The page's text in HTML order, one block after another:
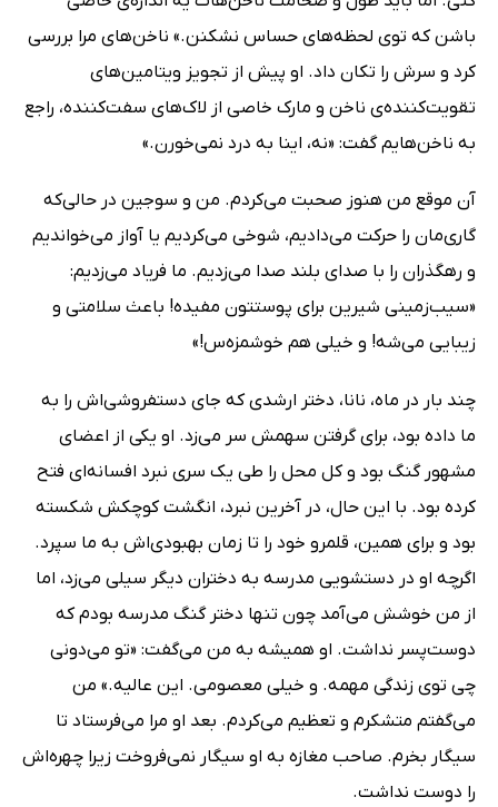
باشن که توی لحظه‌های حساس نشکنن.» ناخن‌های مرا بررسی
کرد و سرش را تکان داد. او پیش از تجویز ویتامین‌های
تقویت‌کننده‌ی ناخن و مارک خاصی از لاک‌های سفت‌کننده، راجع
به ناخن‌هایم گفت: «نه، اینا به درد نمی‌خورن.»
آن موقع من هنوز صحبت می‌کردم. من و سوجین در حالی‌که
گاری‌مان را حرکت می‌دادیم، شوخی می‌کردیم یا آواز می‌خواندیم
و رهگذران را با صدای بلند صدا می‌زدیم. ما فریاد می‌زدیم:
«سیب‌زمینی شیرین برای پوستتون مفیده! باعث سلامتی و
زیبایی می‌شه! و خیلی هم خوشمزه‌س!»
چند بار در ماه، نانا، دختر ارشدی که جای دستفروشی‌اش را به
ما داده بود، برای گرفتن سهمش سر می‌زد. او یکی از اعضای
مشهور گنگ بود و کل محل را طی یک سری نبرد افسانه‌ای فتح
کرده بود. با این حال، در آخرین نبرد، انگشت کوچکش شکسته
بود و برای همین، قلمرو خود را تا زمان بهبودی‌اش به ما سپرد.
اگرچه او در دستشویی مدرسه به دختران دیگر سیلی می‌زد، اما
از من خوشش می‌آمد چون تنها دختر گنگ مدرسه بودم که
دوست‌پسر نداشت. او همیشه به من می‌گفت: «تو می‌دونی
چی توی زندگی مهمه. و خیلی معصومی. این عالیه.» من
می‌گفتم متشکرم و تعظیم می‌کردم. بعد او مرا می‌فرستاد تا
سیگار بخرم. صاحب مغازه به او سیگار نمی‌فروخت زیرا چهره‌اش
را دوست نداشت.